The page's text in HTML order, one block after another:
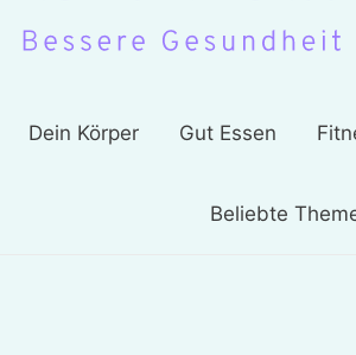
Dein Körper Gut Essen
Beliebte